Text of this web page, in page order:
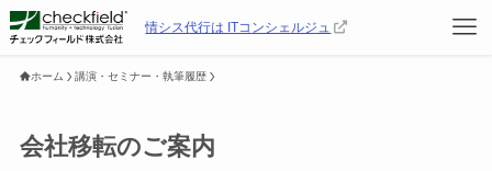
情シス代行は ITコンシェルジュ
ホーム 講演・セミナー・執筆履歴
会社移転のご案内